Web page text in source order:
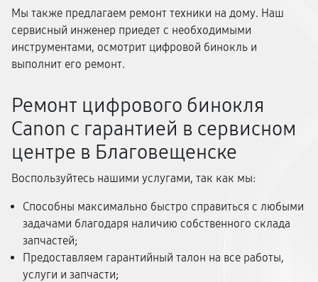
Мы также предлагаем ремонт техники на дому. Наш
сервисный инженер приедет с необходимыми
инструментами, осмотрит цифровой бинокль и
выполнит его ремонт.
Ремонт цифрового бинокля
Canon с гарантией в сервисном
центре в Благовещенске
Воспользуйтесь нашими услугами, так как мы:
Способны максимально быстро справиться с любыми
задачами благодаря наличию собственного склада
запчастей;
Предоставляем гарантийный талон на все работы,
услуги и запчасти;